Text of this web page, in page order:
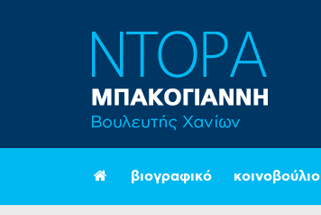
βιογραφικό κοινοβούλιο